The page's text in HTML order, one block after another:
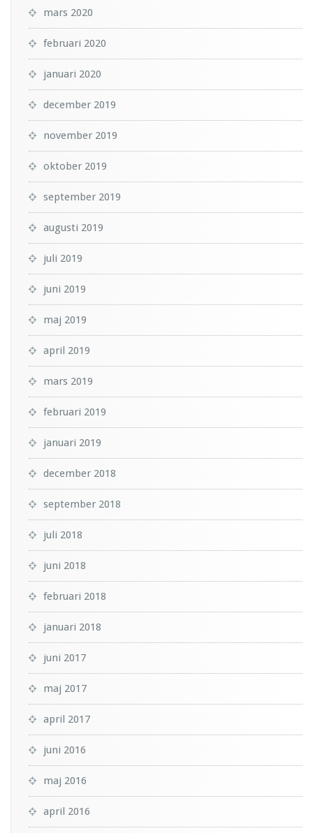
mars 2020
februari 2020
januari 2020
december 2019
november 2019
oktober 2019
september 2019
augusti 2019
juli 2019
juni 2019
maj 2019
april 2019
mars 2019
februari 2019
januari 2019
december 2018
september 2018
juli 2018
juni 2018
februari 2018
januari 2018
juni 2017
maj 2017
april 2017
juni 2016
maj 2016
april 2016